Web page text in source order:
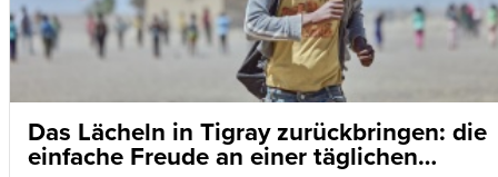
Das Lächeln in Tigray zurückbringen: die
einfache Freude an einer täglichen